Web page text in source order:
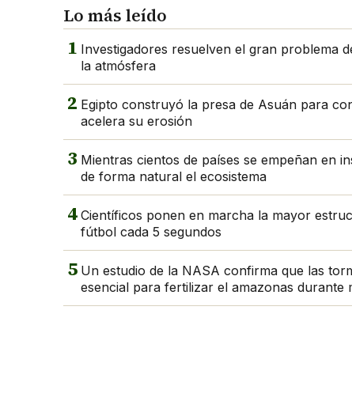
Lo más leído
1 Investigadores resuelven el gran problema
la atmósfera
2 Egipto construyó la presa de Asuán para
acelera su erosión
3 Mientras cientos de países se empeñan en
de forma natural el ecosistema
4 Científicos ponen en marcha la mayor
fútbol cada 5 segundos
5 Un estudio de la NASA confirma que las
esencial para fertilizar el amazonas durante